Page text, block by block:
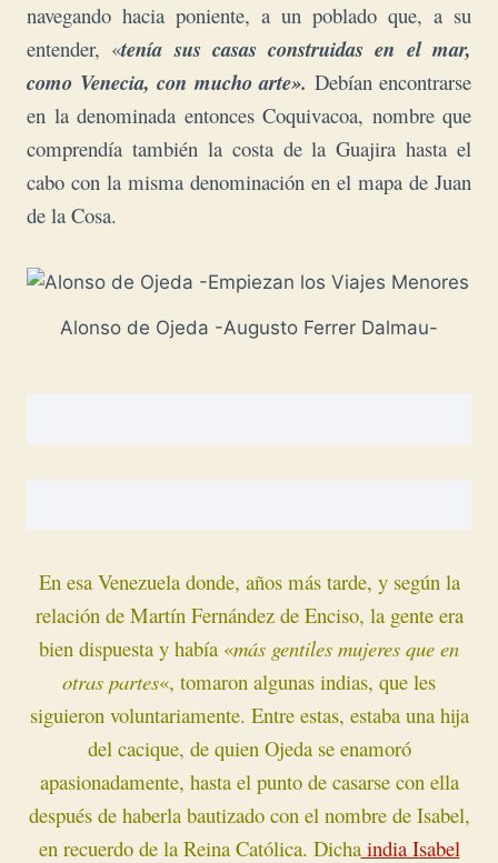
navegando hacia poniente, a un poblado que, a su
entender, «tenía sus casas construidas en el mar,
como Venecia, con mucho arte». Debían encontrarse
en la denominada entonces Coquivacoa, nombre que
comprendía también la costa de la Guajira hasta el
cabo con la misma denominación en el mapa de Juan
de la Cosa.
Alonso de Ojeda -Augusto Ferrer Dalmau-
En esa Venezuela donde, años más tarde, y según la
relación de Martín Fernández de Enciso, la gente era
bien dispuesta y había «más gentiles mujeres que en
otras partes«, tomaron algunas indias, que les
siguieron voluntariamente. Entre estas, estaba una hija
del cacique, de quien Ojeda se enamoró
apasionadamente, hasta el punto de casarse con ella
después de haberla bautizado con el nombre de Isabel,
en recuerdo de la Reina Católica. Dichaindia Isabel